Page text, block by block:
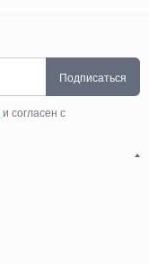
Подписаться
и согласен с